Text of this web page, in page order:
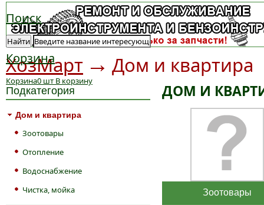
Поиск
Найти
Корзина
Корзина0 шт В корзину
ХозМарт → Дом и квартира
Подкатегория
Дом и квартира
Зоотовары
Отопление
Водоснабжение
Чистка, мойка
ДОМ И
Зоотовары